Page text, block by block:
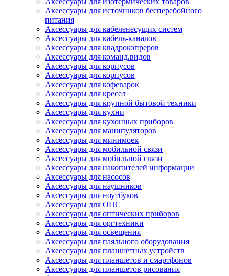
Аксессуары для источников бесперебойного
питания
Аксессуары для кабеленесущих систем
Аксессуары для кабель-каналов
Аксессуары для квадрокопреров
Аксессуары для команд.видов
Аксессуары для корпусов
Аксессуары для корпусов
Аксессуары для кофеварок
Аксессуары для кресел
Аксессуары для крупной бытовой техники
Аксессуары для кухни
Аксессуары для кухонных приборов
Аксессуары для манипуляторов
Аксессуары для минимоек
Аксессуары для мобильной связи
Аксессуары для мобильной связи
Аксессуары для накопителей информации
Аксессуары для насосов
Аксессуары для наушников
Аксессуары для ноутбуков
Аксессуары для ОПС
Аксессуары для оптических приборов
Аксессуары для оргтехники
Аксессуары для освещения
Аксессуары для паяльного оборудования
Аксессуары для планшетных устройств
Аксессуары для планшетов и смартфонов
Аксессуары для планшетов рисования